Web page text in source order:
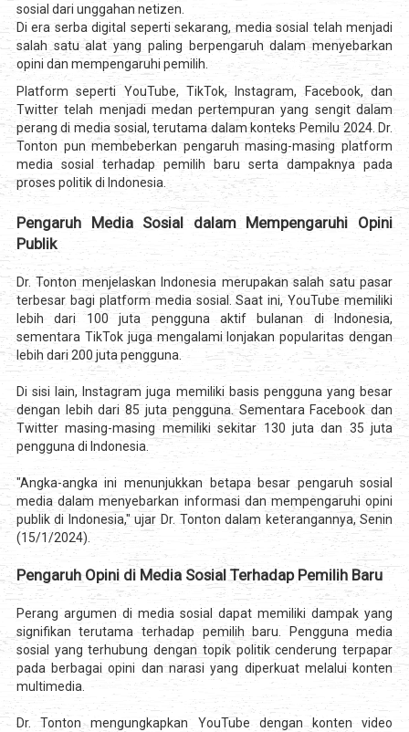
sosial dari unggahan netizen.
Di era serba digital seperti sekarang, media sosial telah menjadi
salah satu alat yang paling berpengaruh dalam menyebarkan
opini dan mempengaruhi pemilih.
Platform seperti YouTube, TikTok, Instagram, Facebook, dan
Twitter telah menjadi medan pertempuran yang sengit dalam
perang di media sosial, terutama dalam konteks Pemilu 2024. Dr.
Tonton pun membeberkan pengaruh masing-masing platform
media sosial terhadap pemilih baru serta dampaknya pada
proses politik di Indonesia.
Pengaruh Media Sosial dalam Mempengaruhi Opini
Publik
Dr. Tonton menjelaskan Indonesia merupakan salah satu pasar
terbesar bagi platform media sosial. Saat ini, YouTube memiliki
lebih dari 100 juta pengguna aktif bulanan di Indonesia,
sementara TikTok juga mengalami lonjakan popularitas dengan
lebih dari 200 juta pengguna.
Di sisi lain, Instagram juga memiliki basis pengguna yang besar
dengan lebih dari 85 juta pengguna. Sementara Facebook dan
Twitter masing-masing memiliki sekitar 130 juta dan 35 juta
pengguna di Indonesia.
"Angka-angka ini menunjukkan betapa besar pengaruh sosial
media dalam menyebarkan informasi dan mempengaruhi opini
publik di Indonesia," ujar Dr. Tonton dalam keterangannya, Senin
(15/1/2024).
Pengaruh Opini di Media Sosial Terhadap Pemilih Baru
Perang argumen di media sosial dapat memiliki dampak yang
signifikan terutama terhadap pemilih baru. Pengguna media
sosial yang terhubung dengan topik politik cenderung terpapar
pada berbagai opini dan narasi yang diperkuat melalui konten
multimedia.
Dr. Tonton mengungkapkan YouTube dengan konten video